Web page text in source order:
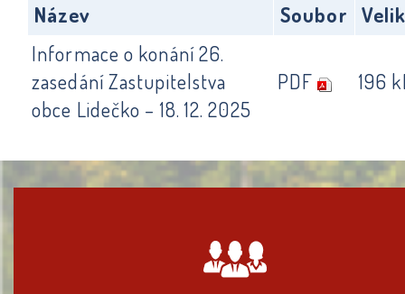
Název
Soubor
Informace o konání 26.
zasedání Zastupitelstva
obce Lidečko – 18. 12. 2025
PDF 196